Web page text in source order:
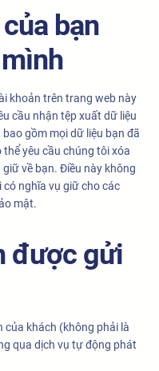
bạn
khoản trên trang web này
cầu nhận tệp xuất dữ liệu
gồm mọi dữ liệu bạn đã
yêu cầu chúng tôi xóa
về bạn. Điều này không
nghĩa vụ giữ cho các
mật.
được gửi
của khách (không phải là
qua dịch vụ tự động phát